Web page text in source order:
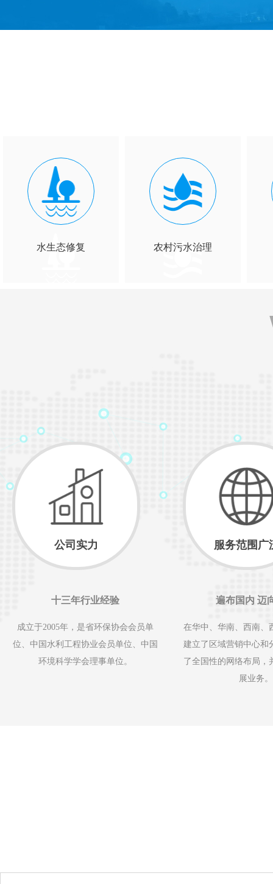
水生态修复 农村污水治理
公司实力
十三年行业经验
成立于2005年，是省环保协会会员单
位、中国水利工程协业会员单位、中国
环境科学学会理事单位。
服务范围广
遍布国内 迈
在华中、华南、西南、
建立了区域营销中心和
了全国性的网络布局，
展业务。
2019-11-25 09:48:05
鄂尔多斯蒙语为“很多
态环境一度恶化。习
审议时发表讲话，为
护“母亲河”健康生命